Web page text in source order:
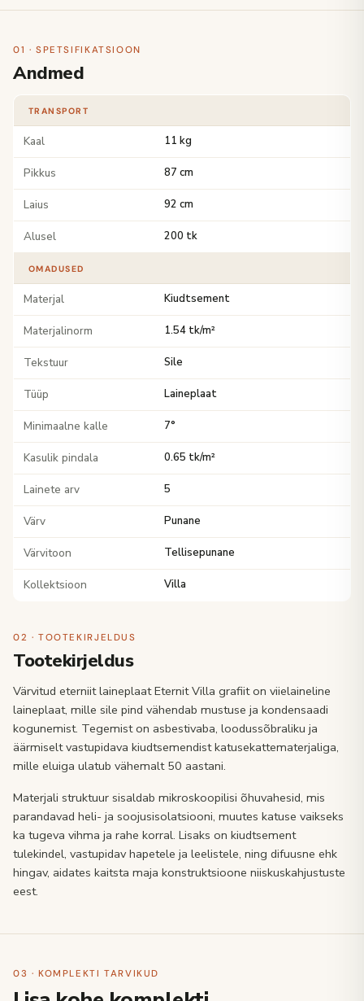
01 · SPETSIFIKATSIOON
Andmed
TRANSPORT
Kaal 11 kg
Pikkus 87 cm
Laius 92 cm
Alusel 200 tk
OMADUSED
Materjal Kiudtsement
Materjalinorm 1.54 tk/m²
Tekstuur Sile
Tüüp Laineplaat
Minimaalne kalle 7°
Kasulik pindala 0.65 tk/m²
Lainete arv 5
Värv Punane
Värvitoon Tellisepunane
Kollektsioon Villa
02 · TOOTEKIRJELDUS
Tootekirjeldus
Värvitud eterniit laineplaat Eternit Villa grafiit on viielaineline
laineplaat, mille sile pind vähendab mustuse ja kondensaadi
kogunemist. Tegemist on asbestivaba, loodussõbraliku ja
äärmiselt vastupidava kiudtsemendist katusekattematerjaliga,
mille eluiga ulatub vähemalt 50 aastani.
Materjali struktuur sisaldab mikroskoopilisi õhuvahesid, mis
parandavad heli- ja soojusisolatsiooni, muutes katuse vaikseks
ka tugeva vihma ja rahe korral. Lisaks on kiudtsement
tulekindel, vastupidav hapetele ja leelistele, ning difuusne ehk
hingav, aidates kaitsta maja konstruktsioone niiskuskahjustuste
eest.
03 · KOMPLEKTI TARVIKUD